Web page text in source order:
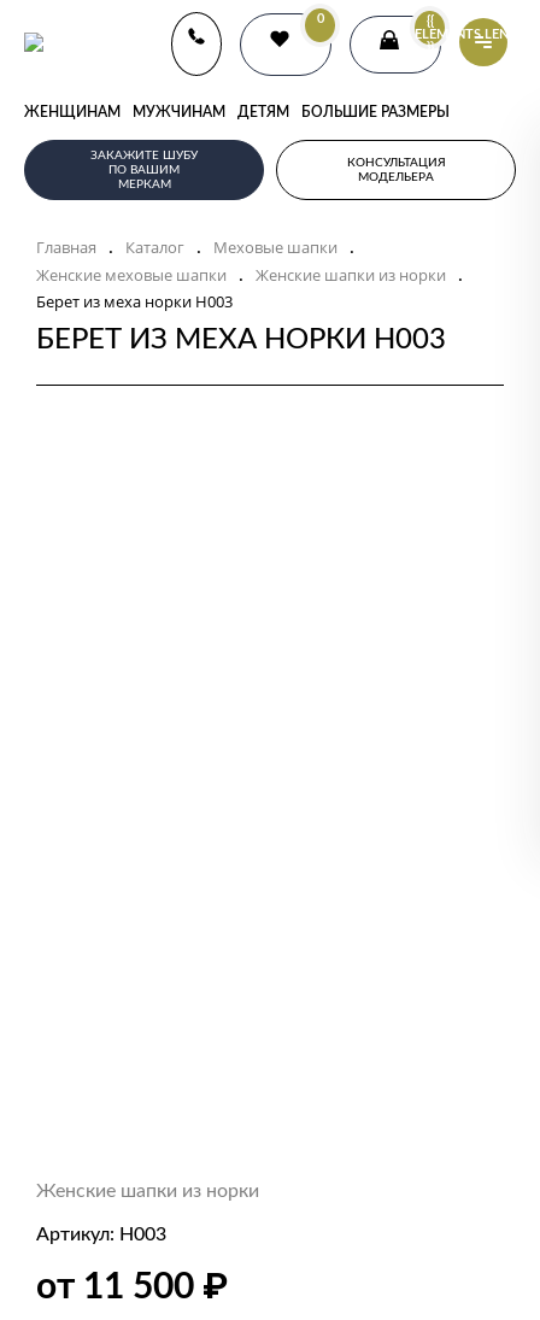
0
{{
ELEMENTS.LENGTH
}}
ЖЕНЩИНАМ МУЖЧИНАМ ДЕТЯМ БОЛЬШИЕ РАЗМЕРЫ
ЗАКАЖИТЕ ШУБУ
ПО ВАШИМ
МЕРКАМ
КОНСУЛЬТАЦИЯ
МОДЕЛЬЕРА
Главная . Каталог . Меховые шапки .
Женские меховые шапки . Женские шапки из норки .
Берет из меха норки Н003
БЕРЕТ ИЗ МЕХА НОРКИ Н003
Женские шапки из норки
Артикул: Н003
от 11 500 ₽